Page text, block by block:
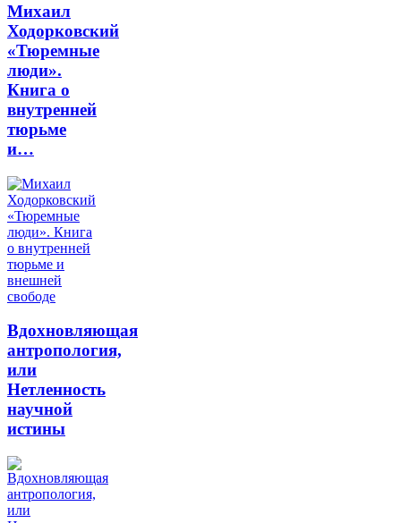
Михаил
Ходорковский
«Тюремные
люди».
Книга о
внутренней
тюрьме
и…
Вдохновляющая
антропология,
или
Нетленность
научной
истины